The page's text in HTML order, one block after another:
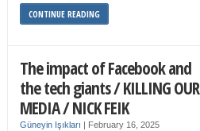
CONTINUE READING
The impact of Facebook and
the tech giants / KILLING OUR
MEDIA / NICK FEIK
Güneyin Işıkları | February 16, 2025